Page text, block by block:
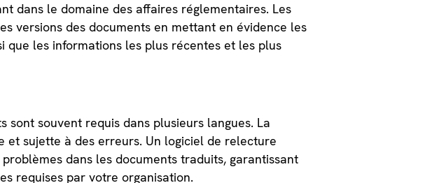
dans le domaine des affaires réglementaires. Les
versions des documents en mettant en évidence les
que les informations les plus récentes et les plus
souvent requis dans plusieurs langues. La
sujette à des erreurs. Un logiciel de relecture
dans les documents traduits, garantissant
requises par votre organisation.